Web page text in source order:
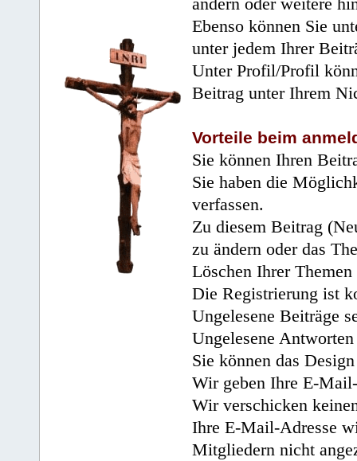
ändern oder weitere
Ebenso können Sie
unter jedem Ihrer
Unter Profil/Profil
Beitrag unter Ihrem
Vorteile beim
Sie können Ihren
Sie haben die
verfassen.
Zu diesem Beitrag
zu ändern oder das
Löschen Ihrer
Die Registrierung ist
Ungelesene Beiträge
Ungelesene
Sie können das
Wir geben Ihre E-
Wir verschicken
Ihre E-Mail-Adresse
Mitgliedern nicht